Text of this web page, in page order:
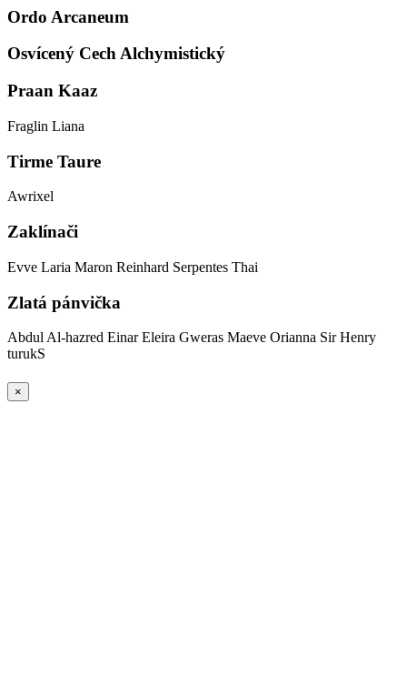
Ordo Arcaneum
Osvícený Cech Alchymistický
Praan Kaaz
Fraglin Liana
Tirme Taure
Awrixel
Zaklínači
Evve Laria Maron Reinhard Serpentes Thai
Zlatá pánvička
Abdul Al-hazred Einar Eleira Gweras Maeve Orianna Sir Henry
turukS
×